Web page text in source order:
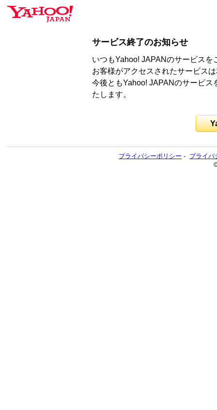
サービス終了のお知らせ
いつもYahoo! JAPANのサービス
お客様がアクセスされたサービス
今後ともYahoo! JAPANのサービ
たします。
プライバシーポリシー - プライバ